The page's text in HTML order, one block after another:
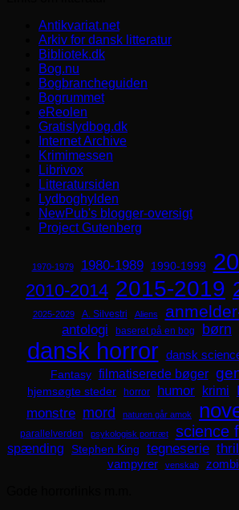
Antikvariat.net
Arkiv for dansk litteratur
Bibliotek.dk
Bog.nu
Bogbrancheguiden
Bogrummet
eReolen
Gratislydbog.dk
Internet Archive
Krimimessen
Librivox
Litteratursiden
Lydboghylden
NewPub's blogger-oversigt
Project Gutenberg
1970-1979 1980-1989 1990-1999
2010-2014 2015-2019
2025-2029 A. Silvestri Aliens
antologi baseret på en bog børn
dansk horror dansk
Fantasy filmatiserede bøger
hjemsøgte steder
horror humor krimi
monstre mord naturen går amok
parallelverden psykologisk portræt science
spænding Stephen King tegneserie
vampyrer venskab